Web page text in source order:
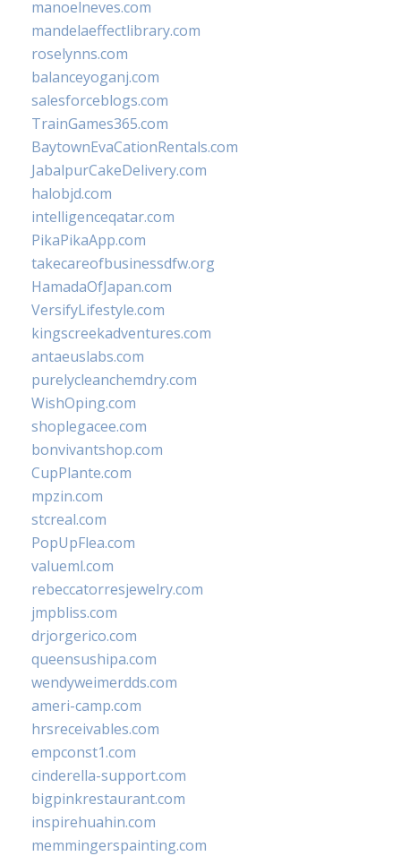
manoelneves.com
mandelaeffectlibrary.com
roselynns.com
balanceyoganj.com
salesforceblogs.com
TrainGames365.com
BaytownEvaCationRentals.com
JabalpurCakeDelivery.com
halobjd.com
intelligenceqatar.com
PikaPikaApp.com
takecareofbusinessdfw.org
HamadaOfJapan.com
VersifyLifestyle.com
kingscreekadventures.com
antaeuslabs.com
purelycleanchemdry.com
WishOping.com
shoplegacee.com
bonvivantshop.com
CupPlante.com
mpzin.com
stcreal.com
PopUpFlea.com
valueml.com
rebeccatorresjewelry.com
jmpbliss.com
drjorgerico.com
queensushipa.com
wendyweimerdds.com
ameri-camp.com
hrsreceivables.com
empconst1.com
cinderella-support.com
bigpinkrestaurant.com
inspirehuahin.com
memmingerspainting.com